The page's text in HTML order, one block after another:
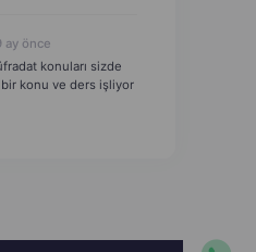
ay önce
konuları sizde
bir konu ve ders işliyor